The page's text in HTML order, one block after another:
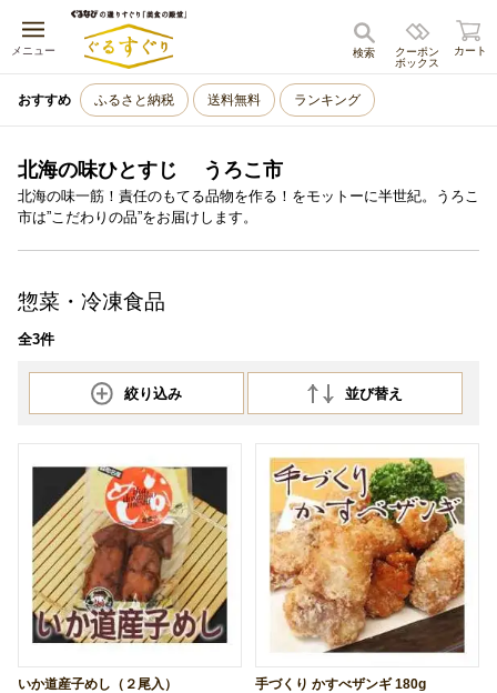
メニュー
キャンセル
クーポン
ボックス
検索 カート
おすすめ ふるさと納税 送料無料 ランキング
北海の味ひとすじ うろこ市
北海の味一筋！責任のもてる品物を作る！をモットーに半世紀。うろこ
市は”こだわりの品”をお届けします。
惣菜・冷凍食品
全3件
絞り込み 並び替え
いか道産子めし（２尾入） 手づくり かすべザンギ 180g